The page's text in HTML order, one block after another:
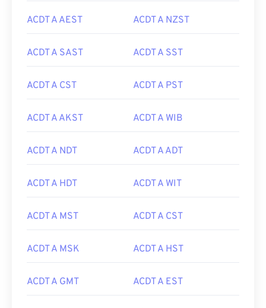
ACDT A AEST ACDT A NZST
ACDT A SAST ACDT A SST
ACDT A CST ACDT A PST
ACDT A AKST ACDT A WIB
ACDT A NDT ACDT A ADT
ACDT A HDT ACDT A WIT
ACDT A MST ACDT A CST
ACDT A MSK ACDT A HST
ACDT A GMT ACDT A EST